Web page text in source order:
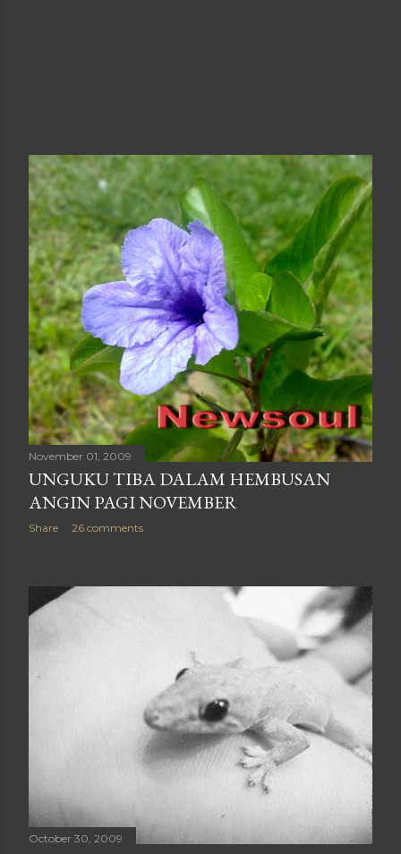
November 01, 2009
UNGUKU TIBA DALAM HEMBUSAN
ANGIN PAGI NOVEMBER
Share 26 comments
October 30, 2009